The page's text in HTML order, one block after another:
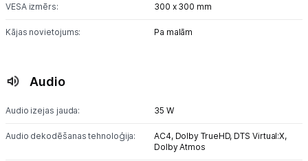
VESA izmērs: 300 x 300 mm
Kājas novietojums: Pa malām
Audio
Audio izejas jauda: 35 W
Audio dekodēšanas tehnoloģija: AC4, Dolby TrueHD, DTS Virtual:X,
Dolby Atmos